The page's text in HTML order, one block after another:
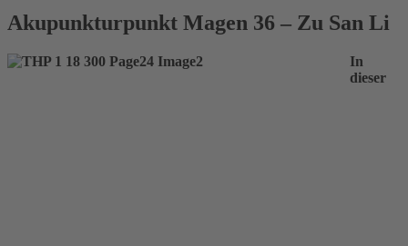
Akupunkturpunkt Magen 36 – Zu San Li
In
dieser